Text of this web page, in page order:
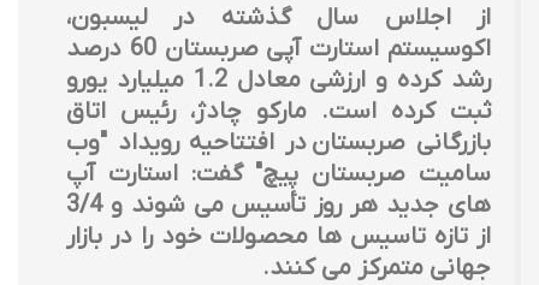
از اجلاس سال گذشته در لیسبون،
اکوسیستم استارت آپی صربستان 60 درصد
رشد کرده و ارزشی معادل 1.2 میلیارد یورو
ثبت کرده است. مارکو چادژ، رئیس اتاق
بازرگانی صربستان در افتتاحیه رویداد "وب
سامیت صربستان پیچ" گفت: استارت آپ
های جدید هر روز تأسیس می شوند و 3/4
از تازه تاسیس ها محصولات خود را در بازار
جهانی متمرکز می کنند.